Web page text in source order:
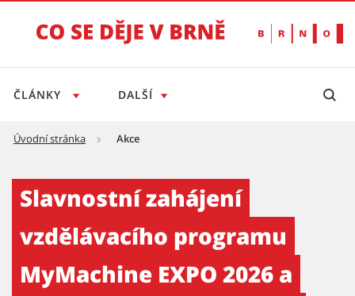
ČLÁNKY DALŠÍ
Úvodní stránka Akce
Slavnostní zahájení
vzdělávacího programu
MyMachine EXPO 2026 a